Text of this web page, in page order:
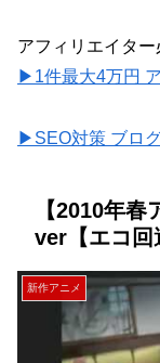
アフィリエイター
▶1件最大4万円
▶SEO対策 ブロ
【2010年
ver【エコ回
新作アニメ